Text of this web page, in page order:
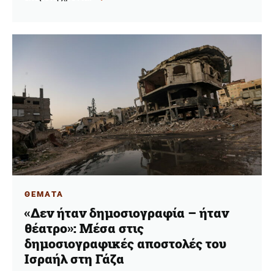
ΘΕΜΑΤΑ
«Δεν ήταν δημοσιογραφία – ήταν
θέατρο»: Μέσα στις
δημοσιογραφικές αποστολές του
Ισραήλ στη Γάζα